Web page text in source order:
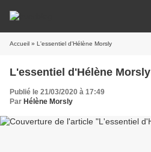
Accueil » L'essentiel d'Hélène Morsly
L'essentiel d'Hélène Morsly
Publié le 21/03/2020 à 17:49
Par Hélène Morsly